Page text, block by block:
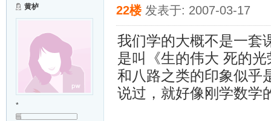
黄栌
*
22楼 发表于: 2007-03-17
我们学的大概不是一套
是叫《生的伟大 死的
和八路之类的印象似乎
说过，就好像刚学数学